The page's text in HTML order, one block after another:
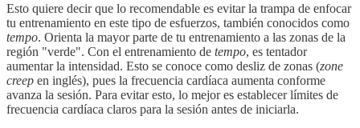
Esto quiere decir que lo recomendable es evitar la trampa de enfocar
tu entrenamiento en este tipo de esfuerzos, también conocidos como
tempo. Orienta la mayor parte de tu entrenamiento a las zonas de la
región "verde". Con el entrenamiento de tempo, es tentador
aumentar la intensidad. Esto se conoce como desliz de zonas (zone
creep en inglés), pues la frecuencia cardíaca aumenta conforme
avanza la sesión. Para evitar esto, lo mejor es establecer límites de
frecuencia cardíaca claros para la sesión antes de iniciarla.